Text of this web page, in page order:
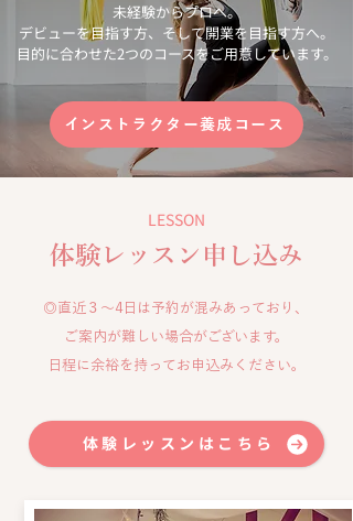
未経験からプロへ。
デビューを目指す方、そして開業を目指す方へ。
目的に合わせた2つのコースをご用意しています。
インストラクター養成コース
LESSON
体験レッスン申し込み
◎直近３～4日は予約が混みあっており、
ご案内が難しい場合がございます。
​日程に余裕を持ってお申込みください。​
体験レッスンはこちら